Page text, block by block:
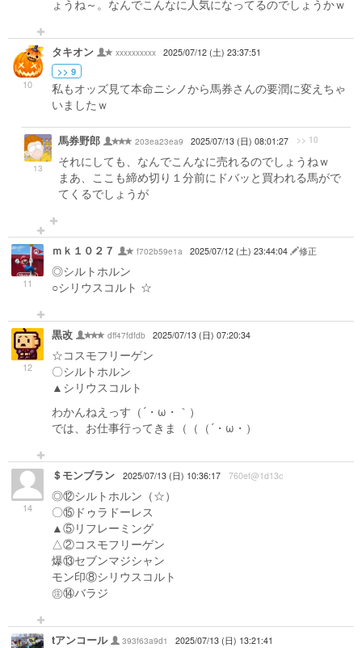
ょうね～。なんでこんなに人気になってるのでしょうかｗ
10
タキオン xxxxxxxxxx 2025/07/12 (土) 23:37:51
>> 9
私もオッズ見て本命ニシノから馬券さんの要潤に変えちゃ
いましたｗ
13
馬券野郎 203ea23ea9 2025/07/13 (日) 08:01:27 >> 10
それにしても、なんでこんなに売れるのでしょうねｗ
まあ、ここも締め切り１分前にドバッと買われる馬がで
てくるでしょうが
11
ｍｋ１０２７ f702b59e1a 2025/07/12 (土) 23:44:04 修正
◎シルトホルン
○シリウスコルト ☆
12
黒改 dff47fdfdb 2025/07/13 (日) 07:20:34
☆コスモフリーゲン
〇シルトホルン
▲シリウスコルト
わかんねえっす（´・ω・｀）
では、お仕事行ってきま（（（´・ω・）
14
＄モンブラン 2025/07/13 (日) 10:36:17 760ef@1d13c
◎⑫シルトホルン（☆）
〇⑮ドゥラドーレス
▲⑤リフレーミング
△②コスモフリーゲン
爆⑬セブンマジシャン
モン印⑧シリウスコルト
㊟⑭バラジ
tアンコール 393f63a9d1 2025/07/13 (日) 13:21:41